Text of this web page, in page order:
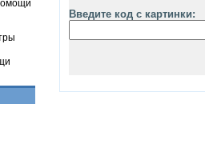
Введите код с картинки: